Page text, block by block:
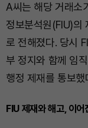
A씨는 해당 거래소
정보분석원(FIU)의
로 전해졌다. 당시
부 정지와 함께 임직
행정 제재를 통보했
FIU 제재와 해고, 이어